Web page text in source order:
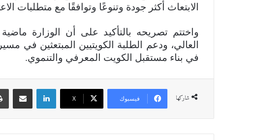
الابتعاث أكثر جودة وتنوعًا وتوافقًا مع متطلبات
واختتم تصريحه بالتأكيد على أن الوزارة
العالي، ودعم الطلبة الكويتيين المبتعثين في
في بناء مستقبل الكويت المعرفي والتنموي.
شاركها فيسبوك ‫X
لينكدإن مشاركة عبر البريد